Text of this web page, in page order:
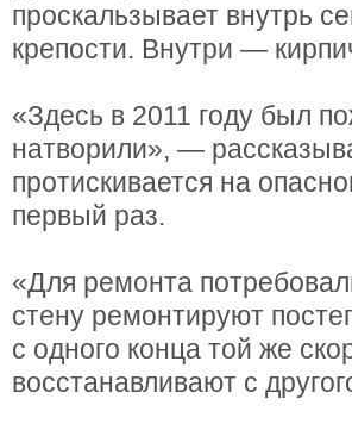
проскальзывает внутрь
крепости. Внутри —
«Здесь в 2011 году был
натворили», —
протискивается на
первый раз.
«Для ремонта
стену ремонтируют
с одного конца той же
восстанавливают с